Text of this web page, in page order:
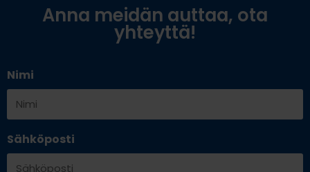
Anna meidän auttaa, ota
yhteyttä!
Nimi
Sähköposti